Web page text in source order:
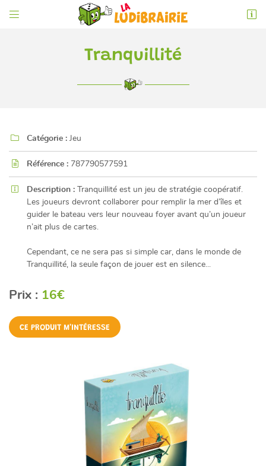
 
En cochant cette case, vous consentez à recevoir nos propositions commerciales à
l'adresse email indiqué ci-dessus. Vous pouvez vous désinscrire à tout moment en
INSCRIPTION
Tranquillité
 Catégorie : Jeu
 Référence : 787790577591
 Description : Tranquillité est un jeu de stratégie coopératif.
Les joueurs devront collaborer pour remplir la mer d’îles et
guider le bateau vers leur nouveau foyer avant qu’un joueur
n’ait plus de cartes.
Cependant, ce ne sera pas si simple car, dans le monde de
Tranquillité, la seule façon de jouer est en silence...
Prix : 16€
CE PRODUIT M'INTÉRESSE